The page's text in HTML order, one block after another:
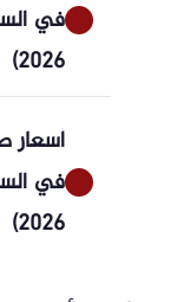
2026)
أسعار
2026)